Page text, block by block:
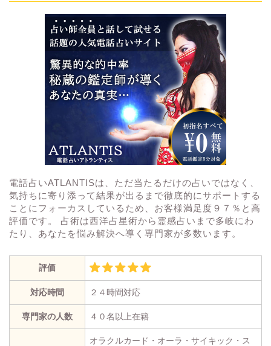
電話占いATLANTISは、ただ当たるだけの占いではなく、
気持ちに寄り添って結果が出るまで徹底的にサポートする
ことにフォーカスしているため、お客様満足度９７％と高
評価です。 占術は西洋占星術から霊感占いまで多岐にわ
たり、あなたを悩み解決へ導く専門家が多数います。
評価
対応時間 ２４時間対応
専門家の人数 ４０名以上在籍
オラクルカード・オーラ・サイキック・ス